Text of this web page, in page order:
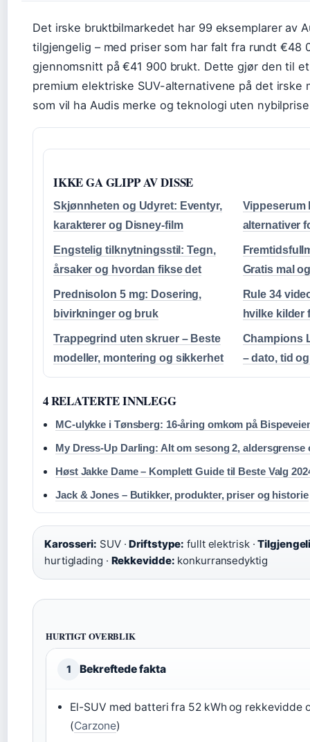
Det irske bruktbilmarkedet har 99 eksemplarer av
tilgjengelig – med priser som har falt fra rundt €48
gjennomsnitt på €41 900 brukt. Dette gjør den til
premium elektriske SUV-alternativene på det irske
som vil ha Audis merke og teknologi uten
IKKE GA GLIPP AV DISSE
Skjønnheten og Udyret: Eventyr,
karakterer og Disney-film
Vippeserum
alternativer
Engstelig tilknytningsstil: Tegn,
årsaker og hvordan fikse det
Gratis mal
Prednisolon 5 mg: Dosering,
bivirkninger og bruk
Rule 34
hvilke kilder
Trappegrind uten skruer – Beste
modeller, montering og sikkerhet
Champions
– dato, tid
4 RELATERTE INNLEGG
MC-ulykke i Tønsberg: 16-åring omkom på
My Dress-Up Darling: Alt om sesong 2, aldersgrense
Høst Jakke Dame – Komplett Guide til Beste Valg
Jack & Jones – Butikker, produkter, priser og historie
Karosseri: SUV ·Driftstype: fullt elektrisk ·
hurtiglading · Rekkevidde: konkurransedyktig
HURTIGT OVERBLIK
1 Bekreftede fakta
El-SUV med batteri fra 52 kWh og rekkevidde
(Carzone)